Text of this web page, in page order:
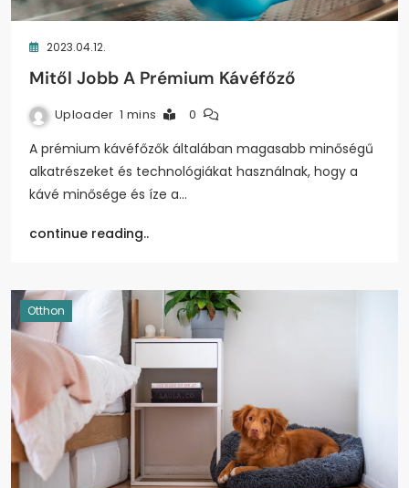
2023.04.12.
Mitől Jobb A Prémium Kávéfőző
Uploader 1 mins 0
A prémium kávéfőzők általában magasabb minőségű
alkatrészeket és technológiákat használnak, hogy a
kávé minősége és íze a…
continue reading..
Otthon